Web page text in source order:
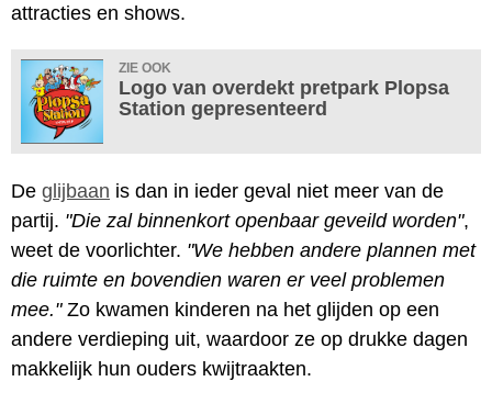
attracties en shows.
ZIE OOK
Logo van overdekt pretpark Plopsa
Station gepresenteerd
De glijbaan is dan in ieder geval niet meer van de
partij. "Die zal binnenkort openbaar geveild worden",
weet de voorlichter. "We hebben andere plannen met
die ruimte en bovendien waren er veel problemen
mee."Zo kwamen kinderen na het glijden op een
andere verdieping uit, waardoor ze op drukke dagen
makkelijk hun ouders kwijtraakten.